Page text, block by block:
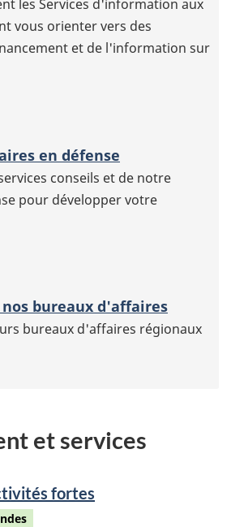
les Services d'information aux
vous orienter vers des
et de l'information sur
en défense
conseils et de notre
pour développer votre
nos bureaux d'affaires
bureaux d'affaires régionaux
et services
fortes